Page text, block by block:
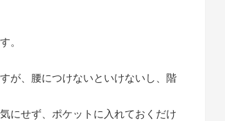
。
が、腰につけないといけないし、階
にせず、ポケットに入れておくだけ